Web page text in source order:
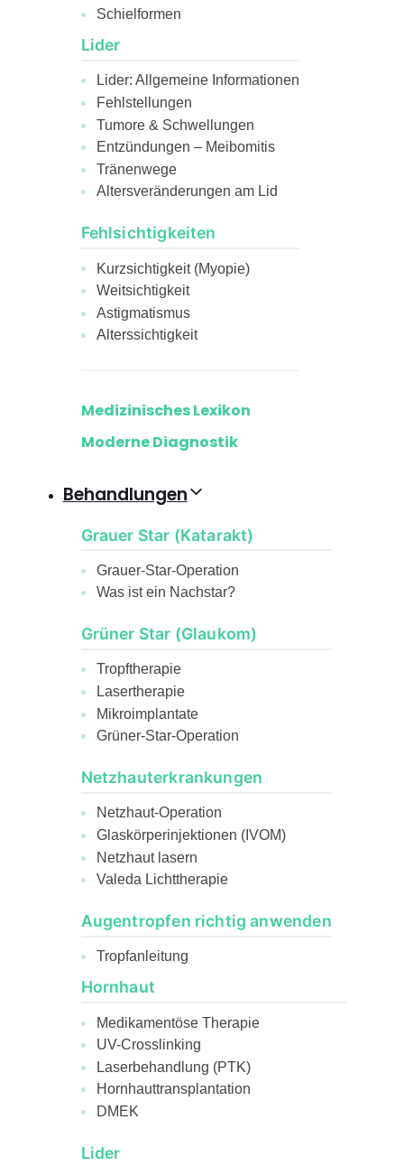
Schielformen
Lider
Lider: Allgemeine Informationen
Fehlstellungen
Tumore & Schwellungen
Entzündungen – Meibomitis
Tränenwege
Altersveränderungen am Lid
Fehlsichtigkeiten
Kurzsichtigkeit (Myopie)
Weitsichtigkeit
Astigmatismus
Alterssichtigkeit
Medizinisches Lexikon
Moderne Diagnostik
Behandlungen
Grauer Star (Katarakt)
Grauer-Star-Operation
Was ist ein Nachstar?
Grüner Star (Glaukom)
Tropftherapie
Lasertherapie
Mikroimplantate
Grüner-Star-Operation
Netzhauterkrankungen
Netzhaut-Operation
Glaskörperinjektionen (IVOM)
Netzhaut lasern
Valeda Lichttherapie
Augentropfen richtig anwenden
Tropfanleitung
Hornhaut
Medikamentöse Therapie
UV-Crosslinking
Laserbehandlung (PTK)
Hornhauttransplantation
DMEK
Lider